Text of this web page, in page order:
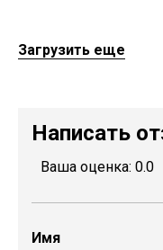
23 июля 2021
Загрузить еще
Написать
Ваша оценка: 0.0